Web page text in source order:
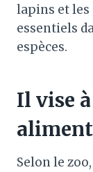
lapins et les
essentiels
espèces.
Il vise
Selon le